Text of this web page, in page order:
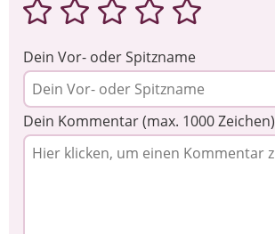
Dein Vor- oder Spitzname
Dein Kommentar (max. 1000 Zeichen)